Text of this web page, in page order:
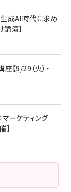
デザイン
6.1) 【完
ノイズキャンセリ
50時間再生 / PSE
C & USB-C
240W 結束バン
材採用 iPhone
見る
成AI時代に求め
演】
9/29（火）・
ーケティング
】